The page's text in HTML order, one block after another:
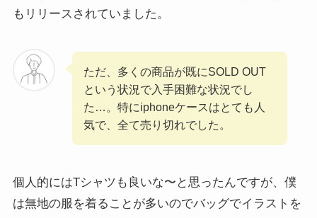
もリリースされていました。
ただ、多くの商品が既にSOLD OUT
という状況で入手困難な状況でし
た…。特にiphoneケースはとても人
気で、全て売り切れでした。
個人的にはTシャツも良いな〜と思ったんですが、僕
は無地の服を着ることが多いのでバッグでイラストを